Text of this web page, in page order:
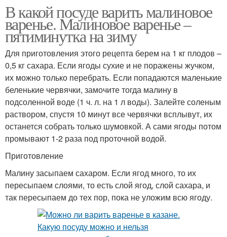
В какой посуде варить малиновое
варенье. Малиновое варенье –
пятиминутка на зиму
Для приготовления этого рецепта берем на 1 кг плодов –
0,5 кг сахара. Если ягоды сухие и не поражены жучком,
их можно только перебрать. Если попадаются маленькие
беленькие червячки, замочите тогда малину в
подсоленной воде (1 ч. л. на 1 л воды). Залейте соленым
раствором, спустя 10 минут все червячки всплывут, их
останется собрать только шумовкой. А сами ягоды потом
промывают 1-2 раза под проточной водой.
Приготовление
Малину засыпаем сахаром. Если ягод много, то их
пересыпаем слоями, то есть слой ягод, слой сахара, и
так пересыпаем до тех пор, пока не уложим всю ягоду.